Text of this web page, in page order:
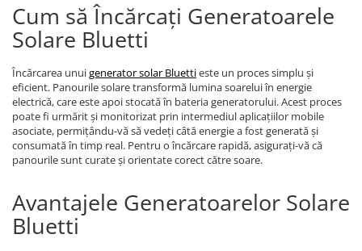
Cum să Încărcați Generatoarele
Solare Bluetti
Încărcarea unuigenerator solar Bluettieste un proces simplu și
eficient. Panourile solare transformă lumina soarelui în energie
electrică, care este apoi stocată în bateria generatorului. Acest proces
poate fi urmărit și monitorizat prin intermediul aplicațiilor mobile
asociate, permițându-vă să vedeți câtă energie a fost generată și
consumată în timp real. Pentru o încărcare rapidă, asigurați-vă că
panourile sunt curate și orientate corect către soare.
Avantajele Generatoarelor Solare
Bluetti